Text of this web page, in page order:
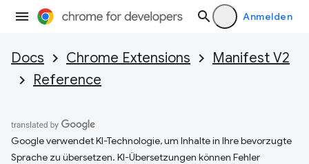
Anmelden
Docs Chrome Extensions
Manifest V2
Reference
Google verwendet KI-Technologie, um Inhalte in Ihre bevorzugte
Sprache zu übersetzen. KI-Übersetzungen können Fehler